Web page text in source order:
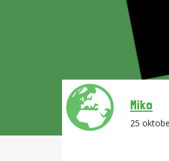
Miko
25